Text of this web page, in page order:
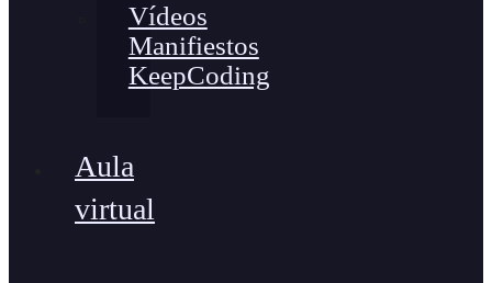
Vídeos
Manifiestos
KeepCoding
Aula
virtual